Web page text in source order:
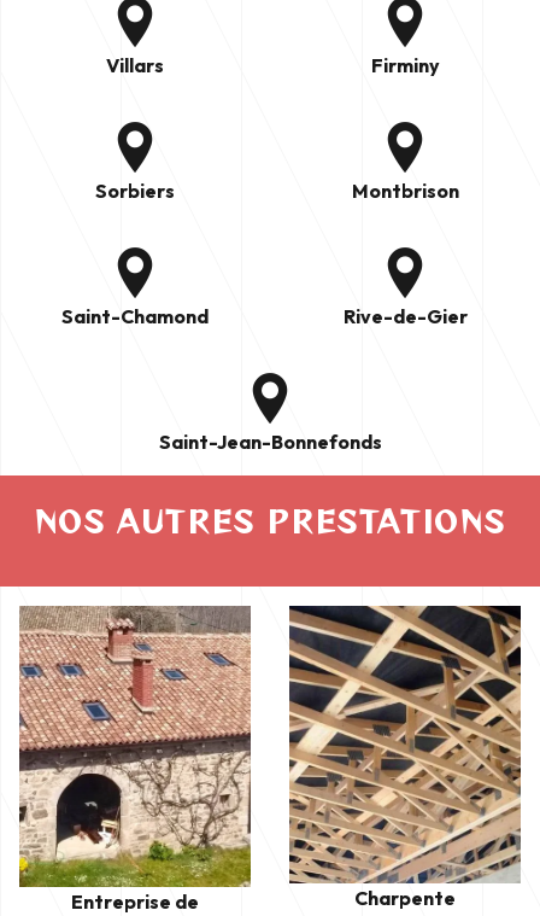
Villars Firminy
Sorbiers Montbrison
Saint-Chamond Rive-de-Gier
Saint-Jean-Bonnefonds
NOS AUTRES PRESTATIONS
Entreprise de
Charpente